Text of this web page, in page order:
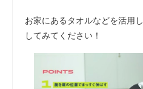
お家にあるタオルなどを活用
してみてください！